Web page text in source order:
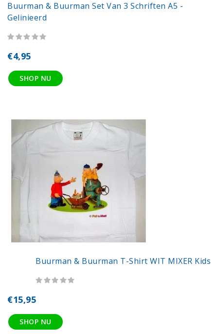
Buurman & Buurman Set Van 3 Schriften A5 -
Gelinieerd
€4,95
SHOP NU
Buurman & Buurman T-Shirt WIT MIXER Kids
€15,95
SHOP NU